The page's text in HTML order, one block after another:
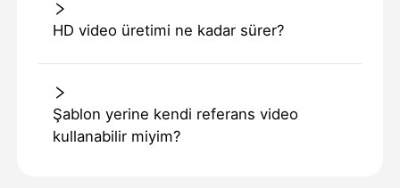
HD video üretimi ne kadar sürer?
Şablon yerine kendi referans video
kullanabilir miyim?